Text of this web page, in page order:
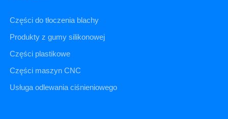
Części do tłoczenia blachy
Produkty z gumy silikonowej
Części plastikowe
Części maszyn CNC
Usługa odlewania ciśnieniowego